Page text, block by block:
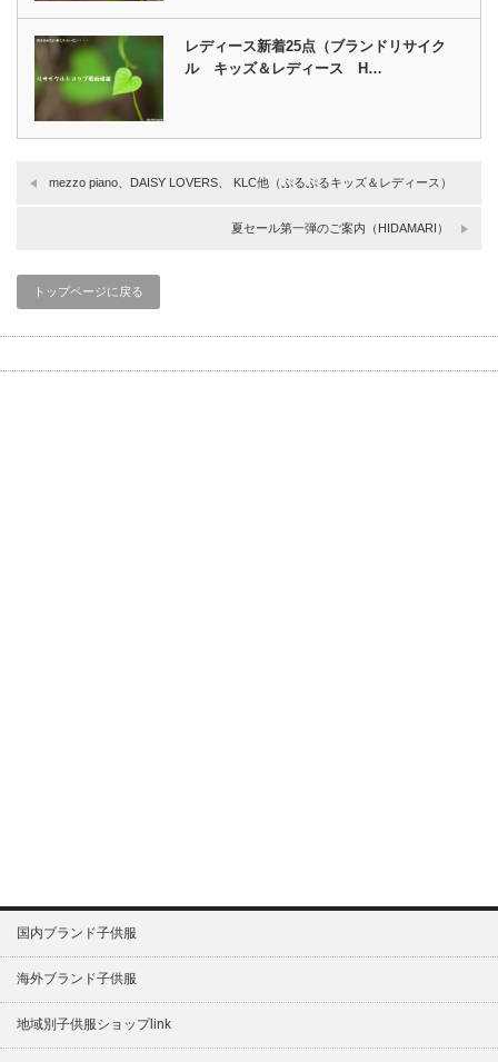
レディース新着25点（ブランドリサイク
ル キッズ＆レディース H…
mezzo piano、DAISY LOVERS、 KLC他（ぷるぷるキッズ＆レディース）
夏セール第一弾のご案内（HIDAMARI）
トップページに戻る
国内ブランド子供服
海外ブランド子供服
地域別子供服ショップlink